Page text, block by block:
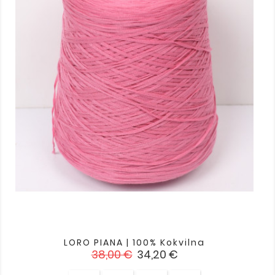
LORO PIANA | 100% Kokvilna
Standarta
38,00 € Cena
34,20 €